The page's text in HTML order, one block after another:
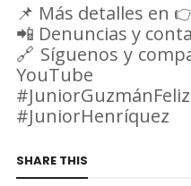
📌 Más detalles en
📲 Denuncias y
🔗 Síguenos y
YouTube
#JuniorHenríquez
SHARE THIS